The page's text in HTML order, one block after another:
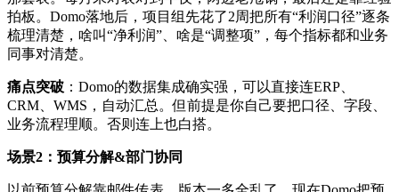
拍板。Domo落地后，项目组先花了2周把所有“利润口径”逐条
梳理清楚，啥叫“净利润”、啥是“调整项”，每个指标都和业务
同事对清楚。
痛点突破 ：Domo的数据集成确实强，可以直接连ERP、
CRM、WMS，自动汇总。但前提是你自己要把口径、字段、
业务流程理顺。否则连上也白搭。
场景2：预算分解&部门协同